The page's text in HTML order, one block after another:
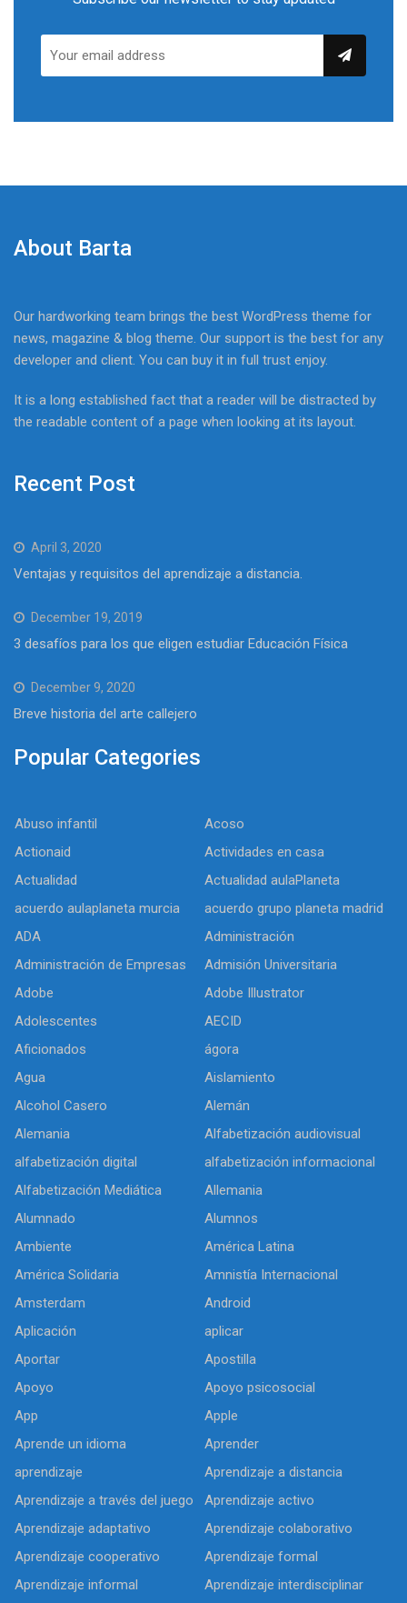
About Barta
Our hardworking team brings the best WordPress theme for
news, magazine & blog theme. Our support is the best for any
developer and client. You can buy it in full trust enjoy.
It is a long established fact that a reader will be distracted by
the readable content of a page when looking at its layout.
Recent Post
April 3, 2020
Ventajas y requisitos del aprendizaje a distancia.
December 19, 2019
3 desafíos para los que eligen estudiar Educación Física
December 9, 2020
Breve historia del arte callejero
Popular Categories
Abuso infantil
Acoso
Actionaid
Actividades en casa
Actualidad
Actualidad aulaPlaneta
acuerdo aulaplaneta murcia
acuerdo grupo planeta madrid
ADA
Administración
Administración de Empresas
Admisión Universitaria
Adobe
Adobe Illustrator
Adolescentes
AECID
Aficionados
ágora
Agua
Aislamiento
Alcohol Casero
Alemán
Alemania
Alfabetización audiovisual
alfabetización digital
alfabetización informacional
Alfabetización Mediática
Allemania
Alumnado
Alumnos
Ambiente
América Latina
América Solidaria
Amnistía Internacional
Amsterdam
Android
Aplicación
aplicar
Aportar
Apostilla
Apoyo
Apoyo psicosocial
App
Apple
Aprende un idioma
Aprender
aprendizaje
Aprendizaje a distancia
Aprendizaje a través del juego
Aprendizaje activo
Aprendizaje adaptativo
Aprendizaje colaborativo
Aprendizaje cooperativo
Aprendizaje formal
Aprendizaje informal
Aprendizaje interdisciplinar